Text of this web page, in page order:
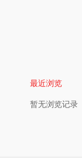
最近浏览
暂无浏览记录